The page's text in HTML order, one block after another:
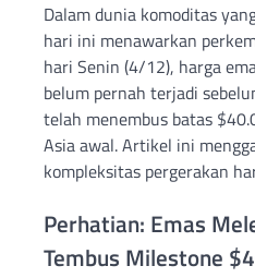
Dalam dunia komoditas
hari ini menawarkan
hari Senin (4/12), harga
belum pernah terjadi
telah menembus batas
Asia awal. Artikel ini
kompleksitas pergerakan
Perhatian: Emas
Tembus Milestone